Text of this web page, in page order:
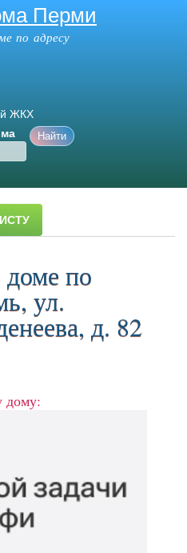
Перми
по адресу
ЖКХ
по
ул.
д. 82
дому: